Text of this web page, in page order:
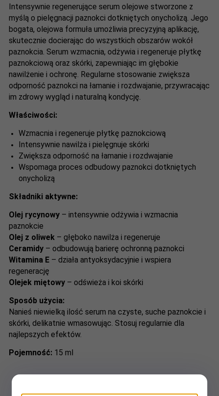
Intensywnie regenerujące serum olejowe stworzone z
myślą o pielęgnacji paznokci dotkniętych onycholizą. Jego
bogata, olejowa formuła umożliwia precyzyjną aplikację,
skutecznie docierając do wszystkich obszarów wokół
paznokcia. Serum wzmacnia, odżywia i regeneruje płytkę
paznokciową oraz skórki, zapewniając im głębokie
nawilżenie i ochronę. Regularne stosowanie zwiększa
odporność paznokci na łamanie i rozdwajanie, przywracając
im zdrowy wygląd i naturalną kondycję.
Właściwości:
Wzmacnia i regeneruje płytkę paznokciową
Intensywnie nawilża i pielęgnuje skórki
Zwiększa odporność na łamanie i rozdwajanie
Wspomaga proces odbudowy paznokci dotkniętych
onycholizą
Składniki aktywne:
Olej rycynowy – intensywnie odżywia i wzmacnia
paznokcie
Olej z oliwek – głęboko nawilża i regeneruje
Ceramidy – odbudowują barierę ochronną paznokci
Witamina E – działa antyoksydacyjnie i wspiera
regenerację
Olejek miętowy – odświeża i koi skórki
Sposób użycia:
Nanieś niewielką ilość serum na czyste, suche paznokcie i
skórki, delikatnie wmasowując. Stosuj regularnie dla
najlepszych efektów.
Pojemność: 15 ml